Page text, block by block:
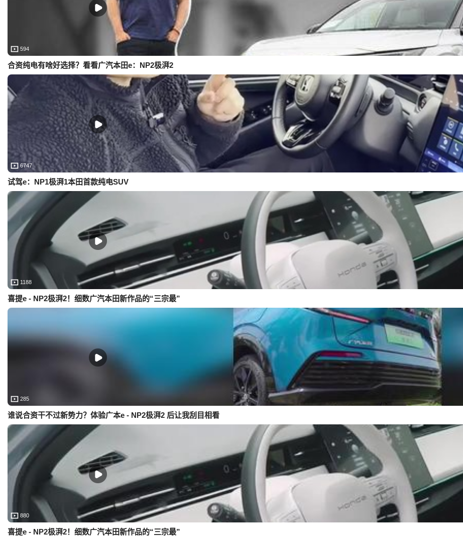
594
合资纯电有啥好选择？看看广汽本田e：NP2极湃2
6747
试驾e：NP1极湃1本田首款纯电SUV
1188
喜提e - NP2极湃2！细数广汽本田新作品的“三宗最”
285
谁说合资干不过新势力？体验广本e - NP2极湃2 后让我刮目相看
880
喜提e - NP2极湃2！细数广汽本田新作品的“三宗最”